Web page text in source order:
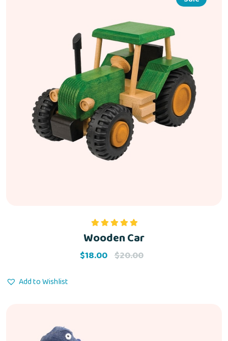
Rated
5.00
out of 5
Wooden Car
$18.00 $20.00
Add to Wishlist